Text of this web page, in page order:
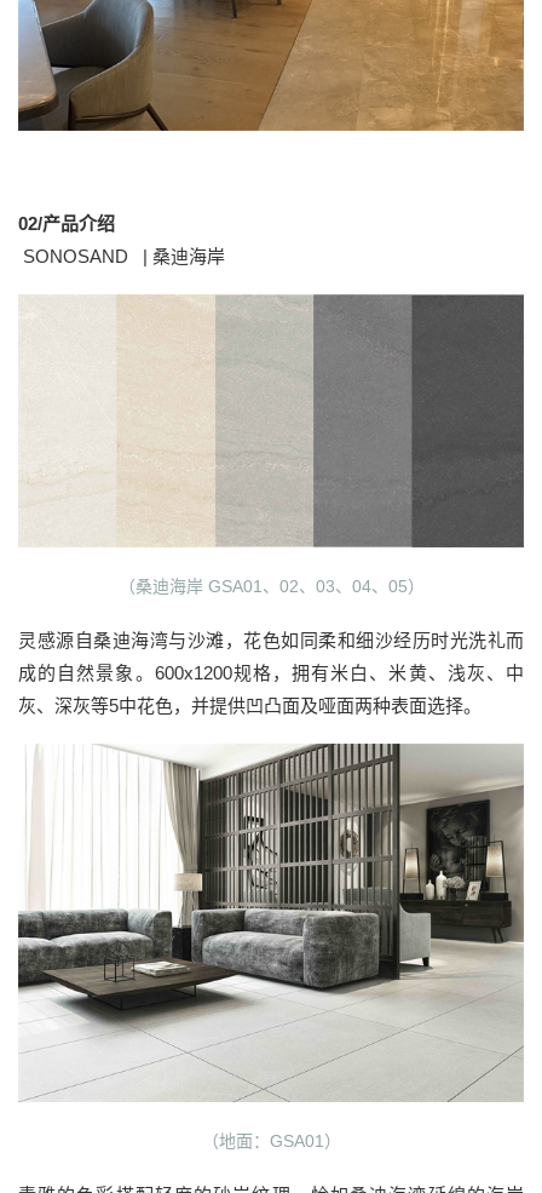
02/产品介绍
SONOSAND | 桑迪海岸
（桑迪海岸 GSA01、02、03、04、05）
灵感源自桑迪海湾与沙滩，花色如同柔和细沙经历时光洗礼而
成的自然景象。600x1200规格，拥有米白、米黄、浅灰、中
灰、深灰等5中花色，并提供凹凸面及哑面两种表面选择。
（地面：GSA01）